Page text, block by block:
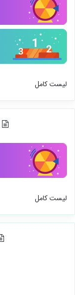
لیست کامل
لیست کامل